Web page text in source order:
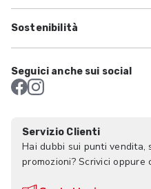
Sostenibilità
Seguici anche sui social
Servizio Clienti
Hai dubbi sui punti
promozioni? Scrivici oppure